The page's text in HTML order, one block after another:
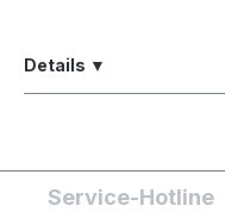
Details ▼
Service-Hotline